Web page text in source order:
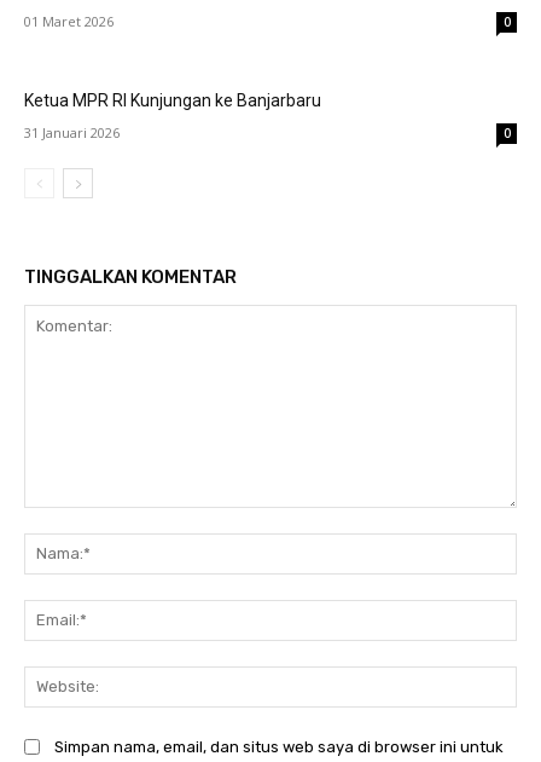
01 Maret 2026 0
Ketua MPR RI Kunjungan ke Banjarbaru
31 Januari 2026 0
TINGGALKAN KOMENTAR
Simpan nama, email, dan situs web saya di browser ini untuk